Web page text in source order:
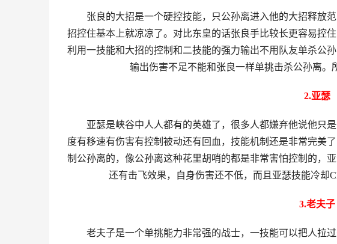
张良的大招是一个硬控技能，只公孙离进入他的大招释放范
招控住基本上就凉凉了。对比东皇的话张良手比较长更容易控
利用一技能和大招的控制和二技能的强力输出不用队友单杀公
输出伤害不足不能和张良一样单挑击杀公孙离。
2.亚瑟
亚瑟是峡谷中人人都有的英雄了，很多人都嫌弃他说他只是
度有移速有伤害有控制被动还有回血，技能机制还是非常完美
制公孙离的，像公孙离这种花里胡哨的都是非常害怕控制的，
还有击飞效果，自身伤害还不低，而且亚瑟技能冷却
3.老夫子
老夫子是一个单挑能力非常强的战士，一技能可以把人拉过